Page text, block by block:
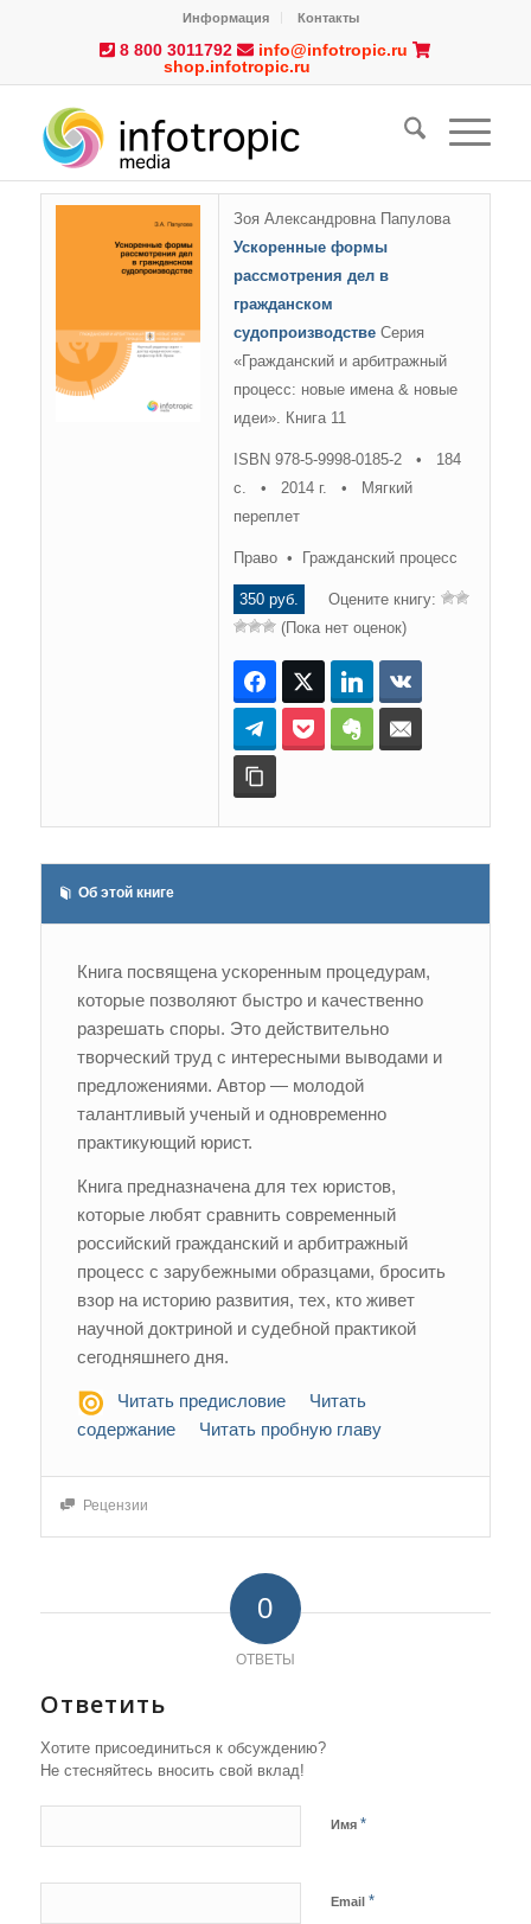
Информация Контакты
8 800 3011792
info@infotropic.ru
shop.infotropic.ru
Зоя Александровна Папулова
Ускоренные формы
рассмотрения дел в
гражданском
судопроизводствеСерия
«Гражданский и арбитражный
процесс: новые имена & новые
идеи». Книга 11
ISBN 978-5-9998-0185-2 • 184
с. • 2014 г. • Мягкий
переплет
Право • Гражданский процесс
350 руб.
Оцените книгу:
(Пока нет оценок)
FacebookTwitter LinkedIn
TelegramPocket Evernote
Об этой книге
Книга посвящена ускоренным процедурам,
которые позволяют быстро и качественно
разрешать споры. Это действительно
творческий труд с интересными выводами и
предложениями. Автор — молодой
талантливый ученый и одновременно
практикующий юрист.
Книга предназначена для тех юристов,
которые любят сравнить современный
российский гражданский и арбитражный
процесс с зарубежными образцами, бросить
взор на историю развития, тех, кто живет
научной доктриной и судебной практикой
сегодняшнего дня.
Читать предисловие
Читать
содержание
Читать пробную главу
Рецензии
0
ОТВЕТЫ
Ответить
Хотите присоединиться к обсуждению?
Не стесняйтесь вносить свой вклад!
Имя *
Email *